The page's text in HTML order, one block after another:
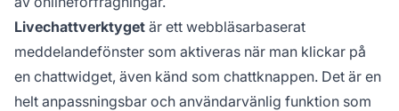
Livechattverktyget är ett webbläsarbaserat
meddelandefönster som aktiveras när man klickar på
en chattwidget, även känd som chattknappen. Det är en
helt anpassningsbar och användarvänlig funktion som